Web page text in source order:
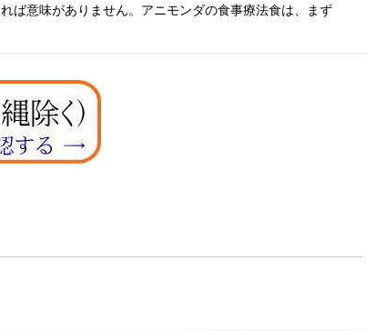
ば意味がありません。アニモンダの食事療法食は、まず